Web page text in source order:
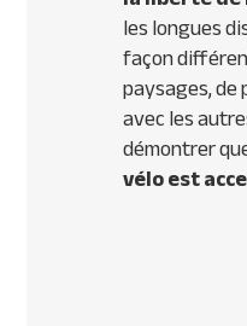
les longues
façon
paysages,
avec les
démontrer
vélo est